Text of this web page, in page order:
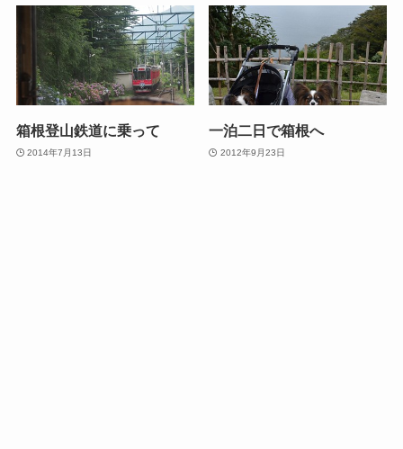
箱根登山鉄道に乗って
2014年7月13日
一泊二日で箱根へ
2012年9月23日